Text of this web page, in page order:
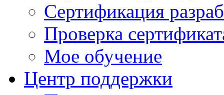
Сертификация
Проверка
Мое обучение
Центр поддержки